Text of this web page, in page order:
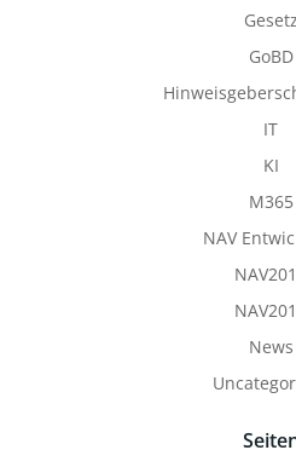
Gesetz
GoBD
IT
KI
M365
NAV
News